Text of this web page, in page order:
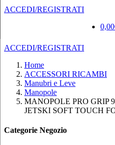
ACCEDI/REGISTRATI
0,00
ACCEDI/REGISTRATI
Home
ACCESSORI RICAMBI
Manubri e Leve
Manopole
MANOPOLE PRO GRIP
JETSKI SOFT TOUCH
Categorie Negozio